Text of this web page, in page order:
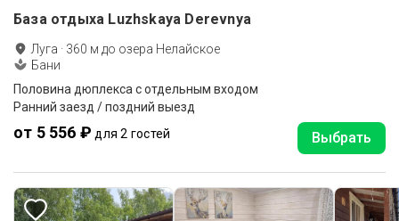
База отдыха Luzhskaya Derevnya
Луга · 360 м до озера Нелайское
Бани
Половина дюплекса с отдельным входом
Ранний заезд / поздний выезд
от 5 556 ₽ для 2 гостей Выбрать